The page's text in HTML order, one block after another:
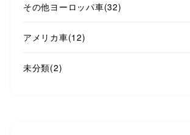
その他ヨーロッパ車(32)
アメリカ車(12)
未分類(2)